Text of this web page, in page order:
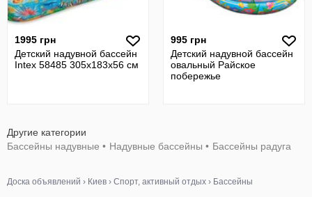
1995 грн
Детский надувной бассейн
Intex 58485 305x183х56 см
995 грн
Детский надувной бассейн
овальный Райское
побережье
Другие категории
Бассейны надувные • Надувные бассейны • Бассейны радуга
Доска объявлений › Киев › Спорт, активный отдых › Бассейны